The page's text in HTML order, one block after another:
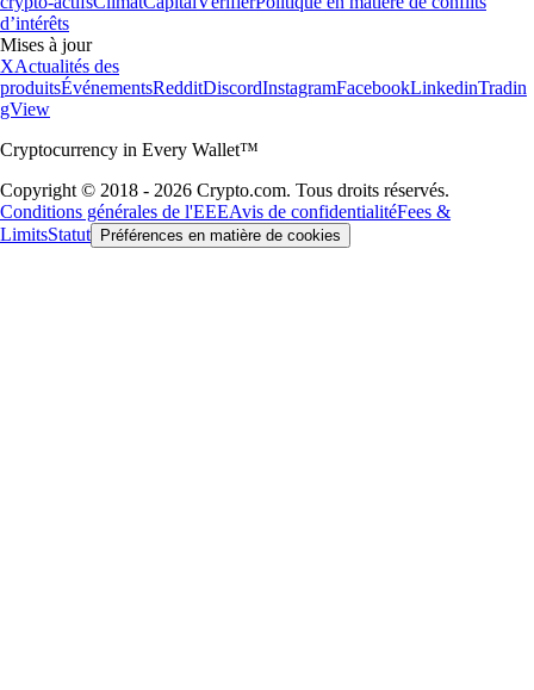
d’intérêts
Mises à jour
XActualités des
produitsÉvénementsRedditDiscordInstagramFacebookLinkedinTradin
gView
Cryptocurrency in Every Wallet™
Copyright © 2018 - 2026 Crypto.com. Tous droits réservés.
Conditions générales de l'EEEAvis de confidentialitéFees &
LimitsStatut Préférences en matière de cookies